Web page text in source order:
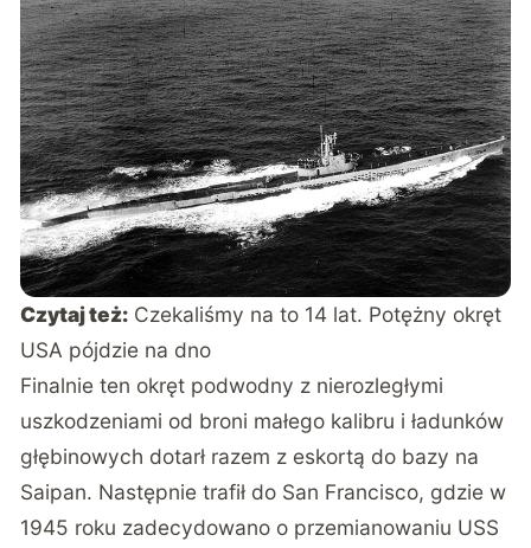
Czytaj też: Czekaliśmy na to 14 lat. Potężny okręt
USA pójdzie na dno
Finalnie ten okręt podwodny z nierozległymi
uszkodzeniami od broni małego kalibru i ładunków
głębinowych dotarł razem z eskortą do bazy na
Saipan. Następnie trafił do San Francisco, gdzie w
1945 roku zadecydowano o przemianowaniu USS